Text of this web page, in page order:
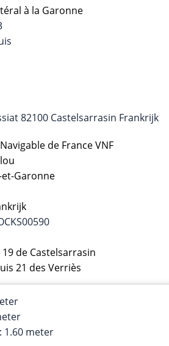
à la Garonne
82100 Castelsarrasin Frankrijk
de France VNF
Garonne
19 de Castelsarrasin
21 des Verriès
1.60 meter